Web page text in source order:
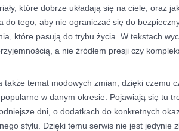
które dobrze układają się na ciele, oraz
do tego, aby nie ograniczać się do
które pasują do trybu życia. W tekstach
a nie źródłem presji czy
także temat modowych zmian, dzięki czemu
w danym okresie. Pojawiają się tu
dni, o dodatkach do konkretnych
stylu. Dzięki temu serwis nie jest jedynie